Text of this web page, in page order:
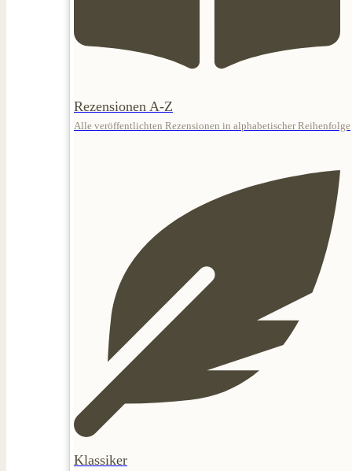
Rezensionen A-Z
Alle veröffentlichten Rezensionen in alphabetischer Reihenfolge
Klassiker